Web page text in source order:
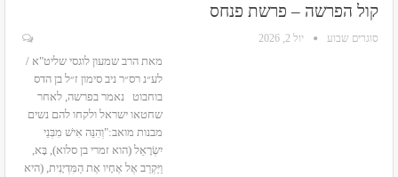
קול הפרשה – פרשת פנחס
סוגרים שבוע יול 2, 2026
מאת הרב שמעון לוגסי שליט"א /
לע״נ רס״ר ניב סימון ז״ל בן הדס
בוחבוט נאמר בפרשה, לאחר
שחטאו ישראל ולקחו להם נשים
מבנות מואב:"וְהִנֵּה אִישׁ מִבְּנֵי
יִשְׂרָאֵל (הוא זמרי בן סלוא), בָּא,
וַיַּקְרֵב אֶל אֶחָיו אֶת הַמִּדְיָנִית, (היא